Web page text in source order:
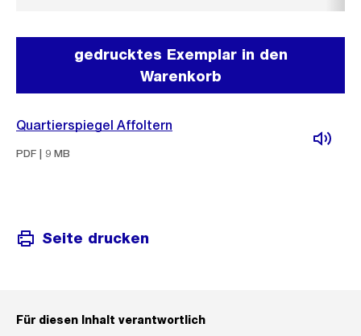
gedrucktes Exemplar in den
Warenkorb
Quartierspiegel Affoltern
PDF | 9 MB
Seite drucken
Für diesen Inhalt verantwortlich